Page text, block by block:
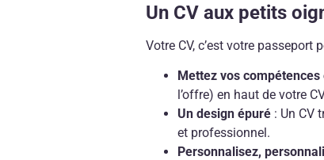
Un CV aux petits
Votre CV, c’est votre passeport
Mettez vos compétences
l’offre) en haut de votre
Un design épuré : Un CV
et professionnel.
Personnalisez,